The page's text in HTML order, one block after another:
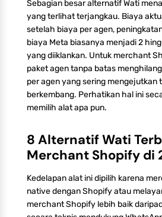
Sebagian besar alternatif Wati
yang terlihat terjangkau. Biaya
setelah biaya per agen,
biaya Meta biasanya menjadi 2
yang diiklankan. Untuk merchant
paket agen tanpa batas
per agen yang sering mengejutkan
berkembang. Perhatikan hal ini
memilih alat apa pun.
8 Alternatif Wati
Merchant Shopify di
Kedelapan alat ini dipilih karena
native dengan Shopify atau
merchant Shopify lebih baik